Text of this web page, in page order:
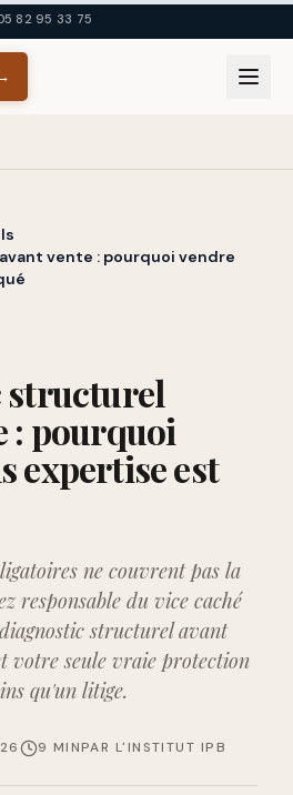
82 95 33 75
vente : pourquoi vendre
structurel
: pourquoi
expertise est
ne couvrent pas la
responsable du vice caché
structurel avant
votre seule vraie protection
qu'un litige.
9 MINPAR L'INSTITUT IPB